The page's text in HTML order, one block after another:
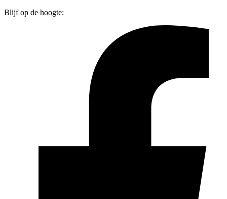
Blijf op de hoogte: